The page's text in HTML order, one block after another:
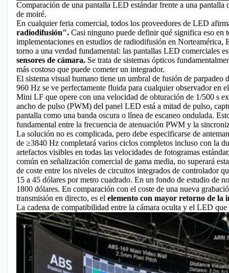
Comparación de una pantalla LED estándar frente a una
de moiré.
En cualquier feria comercial, todos los proveedores de LED
radiodifusión". Casi ninguno puede definir qué significa eso en
implementaciones en estudios de radiodifusión en
torno a una verdad fundamental: las pantallas LED comerciales
sensores de cámara. Se trata de sistemas ópticos
más costoso que puede cometer un integrador.
El sistema visual humano tiene un umbral de fusión de
960 Hz se ve perfectamente fluida para cualquier observador
Mini LF que opere con una velocidad de obturación de 1/500 s
ancho de pulso (PWM) del panel LED está a mitad de pulso,
pantalla como una banda oscura o línea de escaneo ondulada.
fundamental entre la frecuencia de atenuación PWM y la
La solución no es complicada, pero debe especificarse de
de ≥3840 Hz completará varios ciclos completos incluso con la
artefactos visibles en todas las velocidades de fotogramas
común en señalización comercial de gama media, no superará
de coste entre los niveles de circuitos integrados de controlador
15 a 45 dólares por metro cuadrado. En un fondo de estudio de
1800 dólares. En comparación con el coste de una nueva
transmisión en directo, es el elemento con mayor retorno de la
La cadena de compatibilidad entre la cámara oculta y el LED